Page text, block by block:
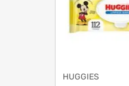
HUGGIES